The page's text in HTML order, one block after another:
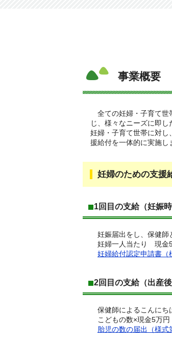
事業概要
全ての妊婦・子育て世
じ、様々なニーズに即
妊婦・子育て世帯に対し
援給付を一体的に実施し
妊婦のための支援
1回目の支給（妊娠時
妊娠届出をし、保健師
妊婦一人当たり 現金5
妊婦給付認定申請書（
2回目の支給（出産後
保健師によるこんにち
こどもの数×現金5万円​
胎児の数の届出（様